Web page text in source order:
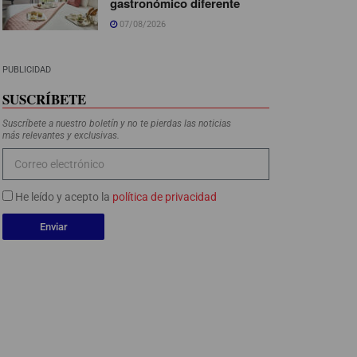
07/08/2026
PUBLICIDAD
SUSCRÍBETE
Suscríbete a nuestro boletín y no te pierdas las noticias
más relevantes y exclusivas.
He leído y acepto la política de privacidad
Enviar